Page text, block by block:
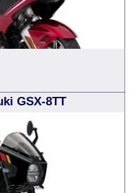
GSX-8TT